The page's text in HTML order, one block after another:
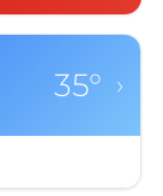
35° ›